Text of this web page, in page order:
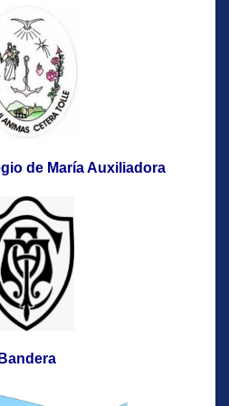
de María Auxiliadora
Bandera